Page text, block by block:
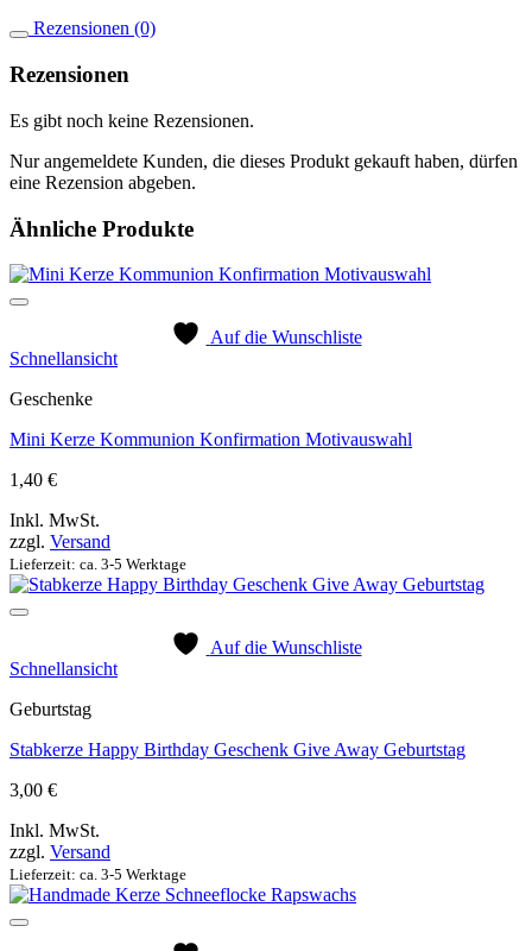
Rezensionen (0)
Rezensionen
Es gibt noch keine Rezensionen.
Nur angemeldete Kunden, die dieses Produkt gekauft haben, dürfen
eine Rezension abgeben.
Ähnliche Produkte
Auf die Wunschliste
Schnellansicht
Geschenke
Mini Kerze Kommunion Konfirmation Motivauswahl
1,40 €
Inkl. MwSt.
zzgl. Versand
Lieferzeit: ca. 3-5 Werktage
Auf die Wunschliste
Schnellansicht
Geburtstag
Stabkerze Happy Birthday Geschenk Give Away Geburtstag
3,00 €
Inkl. MwSt.
zzgl. Versand
Lieferzeit: ca. 3-5 Werktage